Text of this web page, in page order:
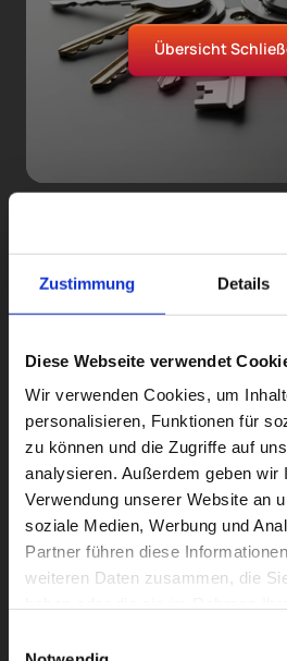
Zustimmung Details
Diese Webseite verwendet
Wir verwenden Cookies, um
personalisieren, Funktionen für
zu können und die Zugriffe auf
analysieren. Außerdem geben wir
Verwendung unserer Website an
soziale Medien, Werbung und
Partner führen diese
weiteren Daten zusammen, die
Übersicht
Wir übernehmen für Sie
Öffnen und Schließen Ihrer
gehören feste Rundgänge,
Türen, Fenstern und
Aktivieren von Alarm- und
außerhalb der
bleibt.